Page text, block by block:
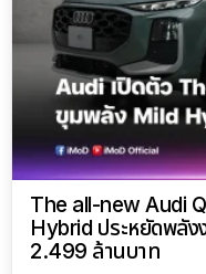
The all-new Audi
Hybrid ประหยัดพลัง
2.499 ล้านบาท